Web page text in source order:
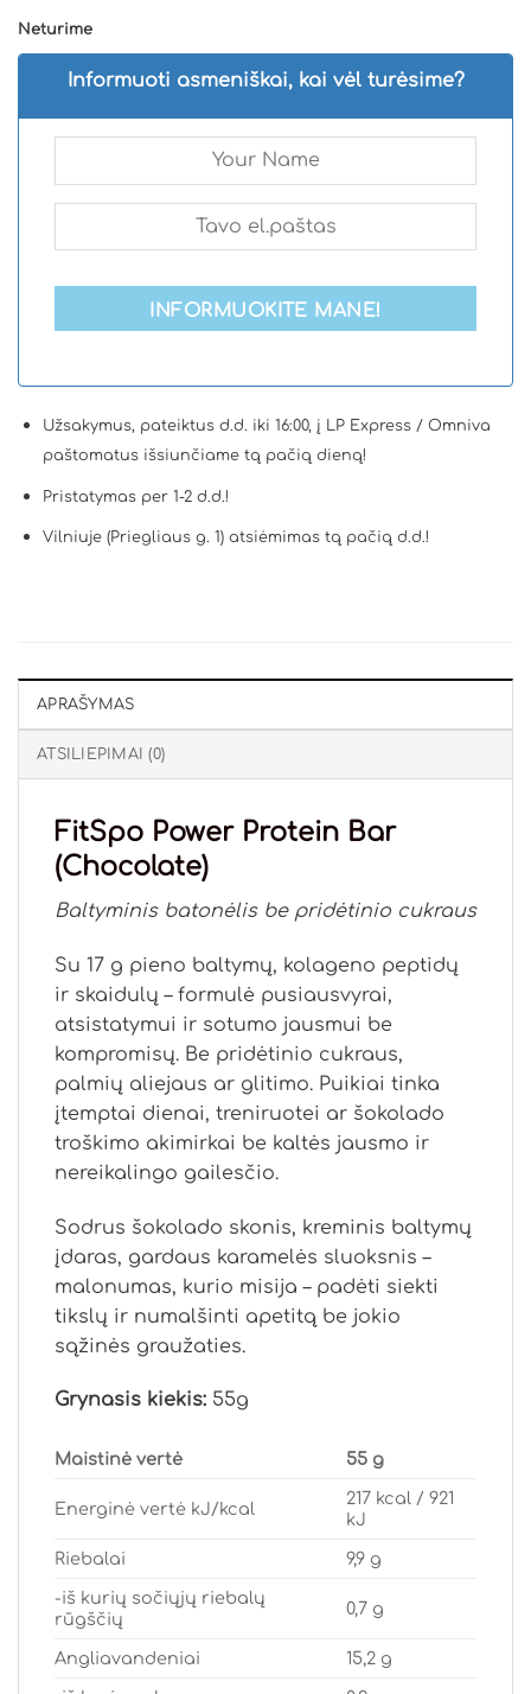
Neturime
Informuoti asmeniškai, kai vėl turėsime?
INFORMUOKITE MANE!
Užsakymus, pateiktus d.d. iki 16:00, į LP Express / Omniva
paštomatus išsiunčiame tą pačią dieną!
Pristatymas per 1-2 d.d.!
Vilniuje (Priegliaus g. 1) atsiėmimas tą pačią d.d.!
APRAŠYMAS
ATSILIEPIMAI (0)
FitSpo Power Protein Bar
(Chocolate)
Baltyminis batonėlis be pridėtinio cukraus
Su 17 g pieno baltymų, kolageno peptidų
ir skaidulų – formulė pusiausvyrai,
atsistatymui ir sotumo jausmui be
kompromisų. Be pridėtinio cukraus,
palmių aliejaus ar glitimo. Puikiai tinka
įtemptai dienai, treniruotei ar šokolado
troškimo akimirkai be kaltės jausmo ir
nereikalingo gailesčio.
Sodrus šokolado skonis, kreminis baltymų
įdaras, gardaus karamelės sluoksnis –
malonumas, kurio misija – padėti siekti
tikslų ir numalšinti apetitą be jokio
sąžinės graužaties.
Grynasis kiekis: 55g
Maistinė vertė 55 g
Energinė vertė kJ/kcal
217 kcal / 921
kJ
Riebalai 9,9 g
-iš kurių sočiųjų riebalų
rūgščių
0,7 g
Angliavandeniai 15,2 g